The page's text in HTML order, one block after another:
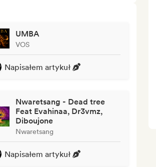
UMBA
VOS
Napisałem artykuł
Nwaretsang - Dead tree
Feat Evahinaa, Dr3vmz,
Diboujone
Nwaretsang
Napisałem artykuł